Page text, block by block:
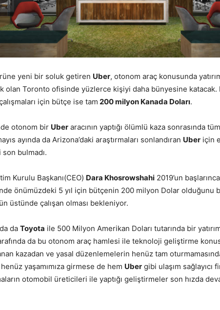
yeni bir soluk getiren Uber, otonom araç konusunda
olan Toronto ofisinde yüzlerce kişiyi daha bünyesine katacak.
için bütçe ise tam 200 milyon Kanada Doları.
otonom bir Uber aracının yaptığı ölümlü kaza sonrasında
ayında da Arizona’daki araştırmaları sonlandıran Uber için
bulmadı.
Kurulu Başkanı(CEO) Dara Khosrowshahi 2019’un
önümüzdeki 5 yıl için bütçenin 200 milyon Dolar olduğunu
üstünde çalışan olması bekleniyor.
da Toyota ile 500 Milyon Amerikan Doları tutarında bir
da bu otonom araç hamlesi ile teknoloji geliştirme
kazadan ve yasal düzenlemelerin henüz tam
yaşamımıza girmese de hem Uber gibi ulaşım sağlayıcı
otomobil üreticileri ile yaptığı geliştirmeler son hızda